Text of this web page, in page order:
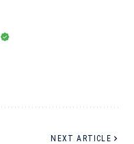
NEXT ARTICLE